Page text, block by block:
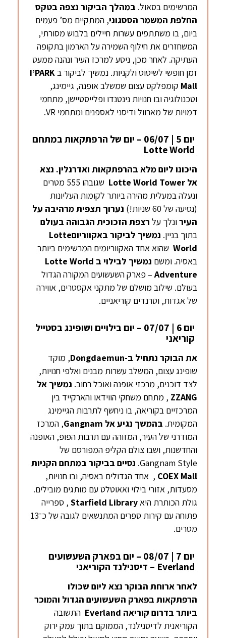
המרשימים בסאול. במהלך הביקור נצפה בטקס
החלפת המשמר הססגוני, המתקיים מס’ פעמים
ביום, בו משתתפים עשרות חיילים בלבוש מסורתי,
המשחזרים את חילוף השמירה על הארמון בתקופה
העתיקה. לאחר מכן, ניסע למרכז העיר ונהנה ממעט
זמן חופשי לשיטוט ולקניות. נמשיך לביקור בI’PARK
Mall קומפלקס עצום שמשלב אופנה, גיימינג,
וטכנולוגיה ובו חנויות נינטנדו ופלייסטיישן, מתחמי
דמויות של מארוול ודיסני לאספנים ומתחמי VR.
יום 5 | 06/07 – יום של הרפתקאות במתחם
Lotte World
היכונו ליום מלא בהרפתקאות ואדרנלין. נצא
אלLotte World Tower
שגובהו 555 מטרים
ונעלה במעלית מהירה ביותר לקומות העליונות
(נסיעה של 60 שניות!)
נערוך תצפית מרהיבה על
העירונלך על רצפת הזכוכית הגבוהה בעולם
בתוך בניין. נמשיך לביקור באקווריוםLotte
World שהוא אחד האקווריומים המרשימים ביותר
באסיה. ומשם נמשיך לבילוי ב Lotte World
Adventure– פארק השעשועים המקורה הגדול
בעולם. שילוב מושלם של מתקני אקסטרים, אווירה
של אגדות, וטרנדים קוריאניים.
יום 6 | 07/07 – יום בילויים ושופינג בסטייל
קוריאני
את הבוקר נתחיל ב-Dongdaemun, מוקד
שופינג עצום, המשלב עשרות מבנים ואלפי חנויות,
לצד דוכנים, מרכזי אופנה ואוכל רחוב. נמשיךאל
ZZANG , מתחם משחקי הווידאו והארקייד בין
המרכזיים בקוריאה, בו ניחשף לתרבות הגיימינג
המקומית. בהמשך נגיעאל Gangnam, המרכז
המודרני של העיר, המזוהה עם תרבות הפופ, האופנה
והחדשנות, ושבו צולם הקליפ המפורסם של
Gangnam Style. נסיים בביקור במתחם הקניות
COEX Mall , אחד הגדולים באסיה, ובו חנויות,
מסעדות, אזורי בילוי ואאוטלט עם מותגים מובילים.
גולת הכותרת היא
Starfield Library
, ספרייה
פתוחה עם קירות ספרים המתנשאים לגובה של כ־13
מטרים.
יום 7 | 08/07 – יום בפארק השעשועים
Everland – דיסנילנד הקוריאני
לאחר ארוחת הבוקר נצא ליום שכולו
הרפתקאות בפארק השעשועים הגדול והמוכר
ביותר בדרום קוריאה Everland התשובה
הקוריאנית לדיסנילנד, הממוקם בתוך עמק ירוק